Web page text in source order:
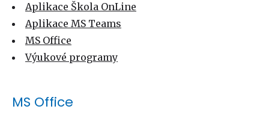
Aplikace Škola OnLine
Aplikace MS Teams
MS Office
Výukové programy
MS Office